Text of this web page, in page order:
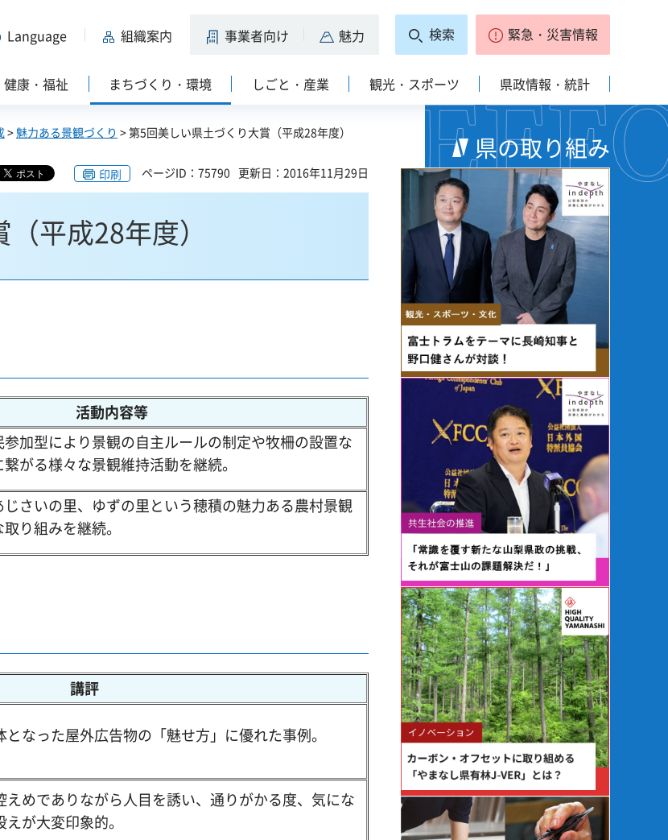
Language 組織案内 事業者向け 魅力 検索 緊急・災害情報
健康・福祉 まちづくり・環境 しごと・産業 観光・スポーツ 県政情報・統計
> 魅力ある景観づくり > 第5回美しい県土づくり大賞（平成28年度）
印刷 ページID：75790 更新日：2016年11月29日
平成28年度）
活動内容等
加型により景観の自主ルールの制定や牧柵の設置な
がる様々な景観維持活動を継続。
さいの里、ゆずの里という穂積の魅力ある農村景観
り組みを継続。
講評
なった屋外広告物の「魅せ方」に優れた事例。
めでありながら人目を誘い、通りがかる度、気にな
が大変印象的。
県の取り組み